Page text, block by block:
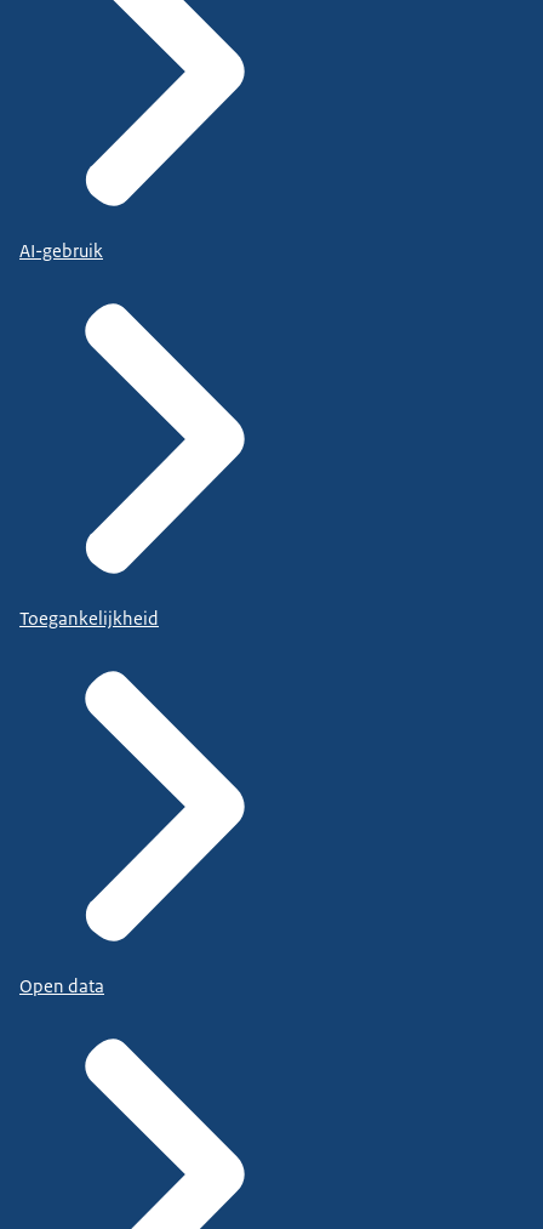
AI-gebruik
Toegankelijkheid
Open data